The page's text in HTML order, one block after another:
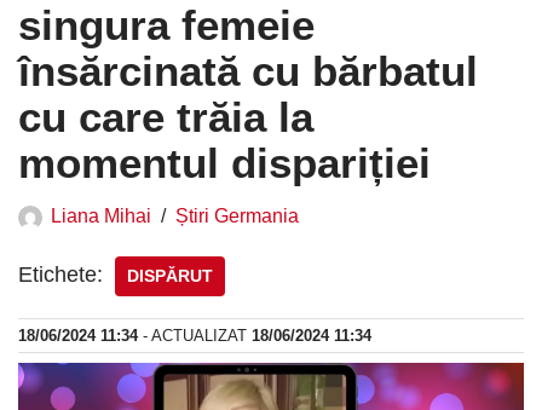
singura femeie
însărcinată cu bărbatul
cu care trăia la
momentul dispariției
Liana Mihai Știri Germania
Etichete: DISPĂRUT
18/06/2024 11:34- ACTUALIZAT 18/06/2024 11:34